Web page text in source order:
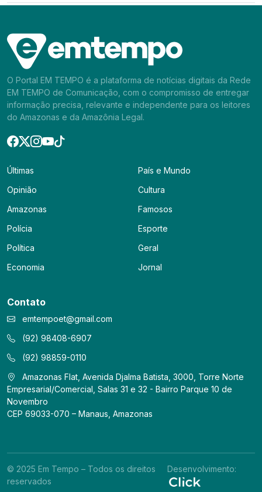
O Portal EM TEMPO é a plataforma de notícias digitais da Rede
EM TEMPO de Comunicação, com o compromisso de entregar
informação precisa, relevante e independente para os leitores
do Amazonas e da Amazônia Legal.
Últimas
Opinião
Amazonas
Polícia
Política
Economia
País e Mundo
Cultura
Famosos
Esporte
Geral
Jornal
Contato
emtempoet@gmail.com
(92) 98408-6907
(92) 98859-0110
Amazonas Flat, Avenida Djalma Batista, 3000, Torre Norte
Empresarial/Comercial, Salas 31 e 32 - Bairro Parque 10 de
Novembro
CEP 69033-070 – Manaus, Amazonas
© 2025 Em Tempo – Todos os direitos
reservados
Desenvolvimento: